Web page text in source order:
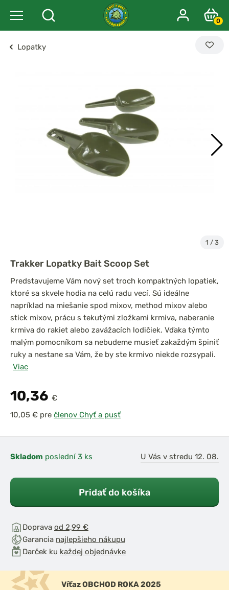
0
Lopatky
1 / 3
Trakker Lopatky Bait Scoop Set
Predstavujeme Vám nový set troch kompaktných lopatiek,
ktoré sa skvele hodia na celú radu vecí. Sú ideálne
napríklad na miešanie spod mixov, method mixov alebo
stick mixov, prácu s tekutými zložkami krmiva, naberanie
krmiva do rakiet alebo zavážacích lodičiek. Vďaka týmto
malým pomocníkom sa nebudeme musieť zakaždým špiniť
ruky a nestane sa Vám, že by ste krmivo niekde rozsypali.
Viac
10,36 €
pre členov Chyť a pusť
Skladom poslední 3 ks U Vás v stredu 12. 08.
Pridať do košíka
Doprava od 2,99 €
Garancia najlepšieho nákupu
Darček ku každej objednávke
Víťaz OBCHOD ROKA 2025